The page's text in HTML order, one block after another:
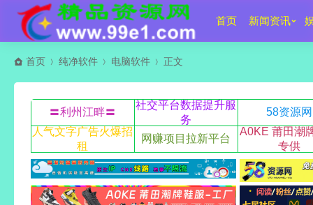
首页 新闻资讯
首页 纯净软件 电脑软件 正文
〓利州江畔〓
社交平台数据提升服
务
58资源网
人气文字广告火爆招
租
网赚项目拉新平台
A0KE 莆田潮
专供